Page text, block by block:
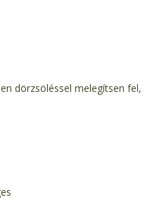
dörzsöléssel melegítsen fel,